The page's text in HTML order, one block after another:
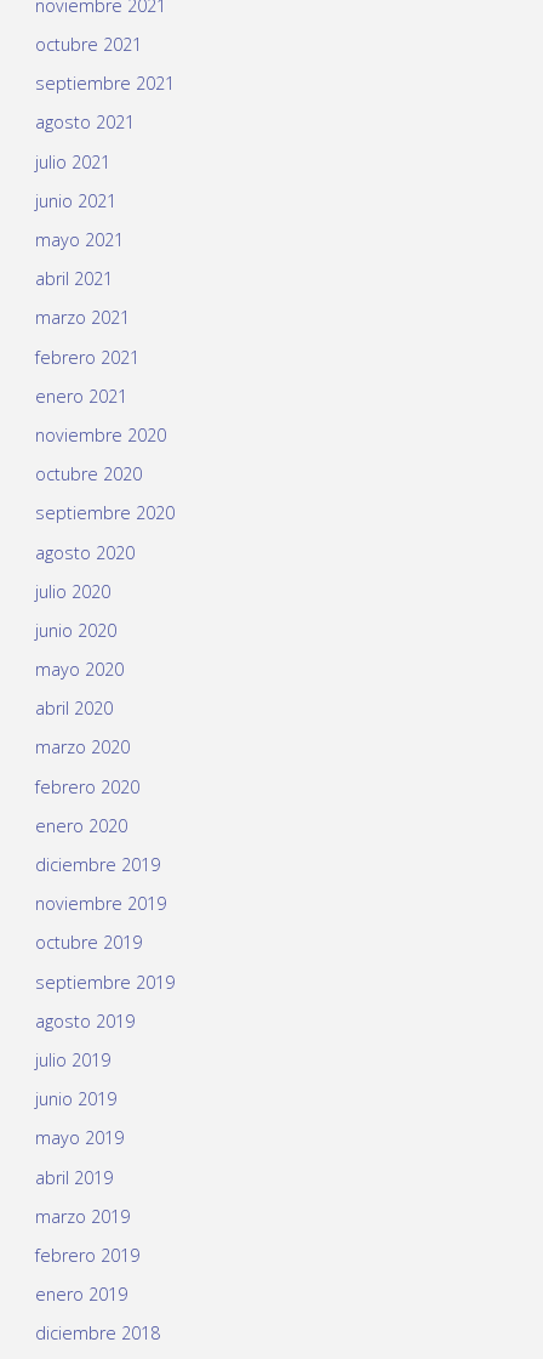
noviembre 2021
octubre 2021
septiembre 2021
agosto 2021
julio 2021
junio 2021
mayo 2021
abril 2021
marzo 2021
febrero 2021
enero 2021
noviembre 2020
octubre 2020
septiembre 2020
agosto 2020
julio 2020
junio 2020
mayo 2020
abril 2020
marzo 2020
febrero 2020
enero 2020
diciembre 2019
noviembre 2019
octubre 2019
septiembre 2019
agosto 2019
julio 2019
junio 2019
mayo 2019
abril 2019
marzo 2019
febrero 2019
enero 2019
diciembre 2018